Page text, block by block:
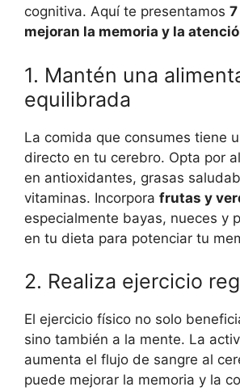
cognitiva. Aquí te presentamos
mejoran la memoria y la
1. Mantén una
equilibrada
La comida que consumes tiene
directo en tu cerebro. Opta por
en antioxidantes, grasas
vitaminas. Incorpora frutas y
especialmente bayas, nueces y
en tu dieta para potenciar tu
2. Realiza ejercicio
El ejercicio físico no solo
sino también a la mente. La
aumenta el flujo de sangre al
puede mejorar la memoria y la